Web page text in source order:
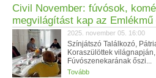
Civil November: fúvósok,
megvilágítást kap az
2025. november 05. 16:00
Színjátszó Találkozó,
Koraszülöttek
Fúvószenekarának őszi...
Tovább